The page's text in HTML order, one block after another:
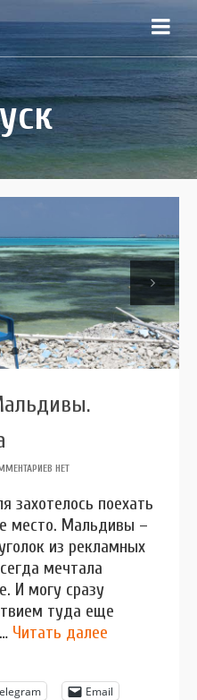
Next
НЕТ
захотелось поехать
место. Мальдивы –
из рекламных
мечтала
И могу сразу
туда еще
Читать далее
Email